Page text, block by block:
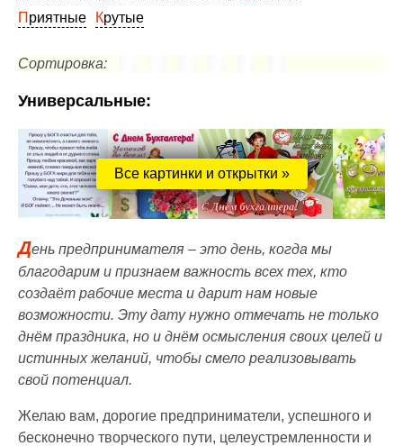
Приятные
Крутые
Сортировка:
Универсальные:
Все картинки и открытки »
День предпринимателя – это день, когда мы
благодарим и признаем важность всех тех, кто
создаёт рабочие места и дарит нам новые
возможности. Эту дату нужно отмечать не только
днём праздника, но и днём осмысления своих целей и
истинных желаний, чтобы смело реализовывать
свой потенциал.
Желаю вам, дорогие предприниматели, успешного и
бесконечно творческого пути, целеустремленности и